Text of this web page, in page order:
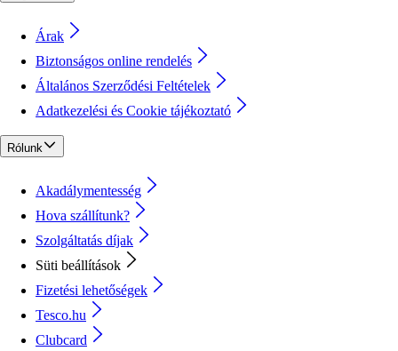
Árak
Biztonságos online rendelés
Általános Szerződési Feltételek
Adatkezelési és Cookie tájékoztató
Rólunk
Akadálymentesség
Hova szállítunk?
Szolgáltatás díjak
Süti beállítások
Fizetési lehetőségek
Tesco.hu
Clubcard